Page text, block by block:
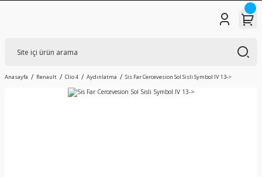
Anasayfa Renault Clio 4 Aydınlatma Sis Far Cercevesion Sol Sisli Symbol IV 13->